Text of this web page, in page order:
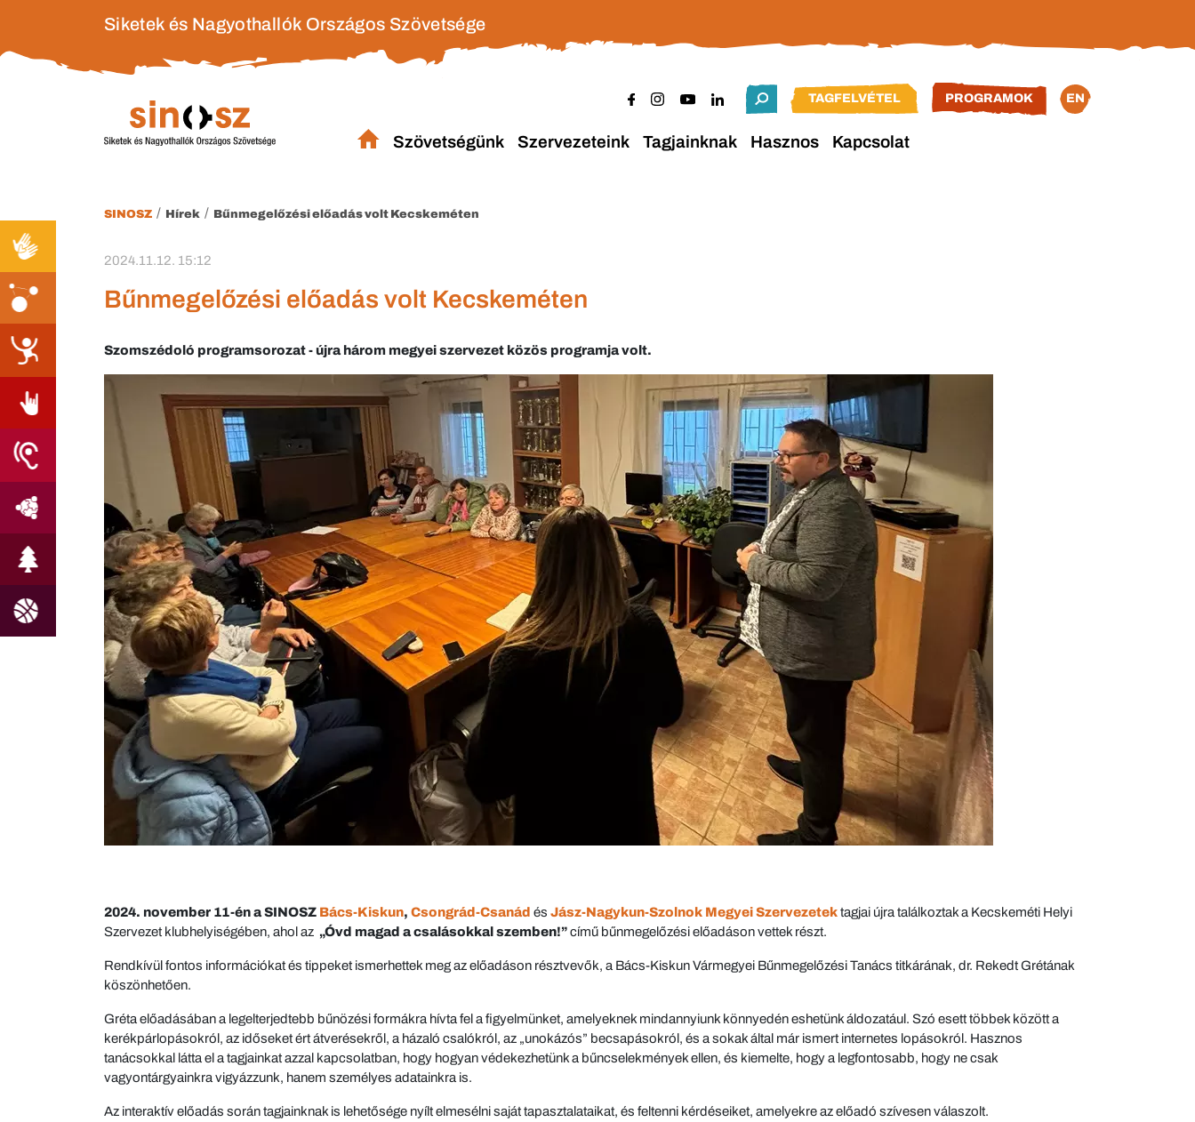
Siketek és Nagyothallók Országos Szövetsége
TAGFELVÉTEL PROGRAMOK EN
Szövetségünk Szervezeteink Tagjainknak Hasznos Kapcsolat
SINOSZ / Hírek / Bűnmegelőzési előadás volt Kecskeméten
2024.11.12. 15:12
Bűnmegelőzési előadás volt Kecskeméten
Szomszédoló programsorozat - újra három megyei szervezet közös programja volt.
2024. november 11-én a SINOSZ Bács-Kiskun, Csongrád-Csanád és Jász-Nagykun-Szolnok Megyei Szervezetektagjai újra találkoztak a Kecskeméti Helyi
Szervezet klubhelyiségében, ahol az „Óvd magad a csalásokkal szemben!”című bűnmegelőzési előadáson vettek részt.
Rendkívül fontos információkat és tippeket ismerhettek meg az előadáson résztvevők, a Bács-Kiskun Vármegyei Bűnmegelőzési Tanács titkárának, dr. Rekedt Grétának
köszönhetően.
Gréta előadásában a legelterjedtebb bűnözési formákra hívta fel a figyelmünket, amelyeknek mindannyiunk könnyedén eshetünk áldozatául. Szó esett többek között a
kerékpárlopásokról, az időseket ért átverésekről, a házaló csalókról, az „unokázós” becsapásokról, és a sokak által már ismert internetes lopásokról. Hasznos
tanácsokkal látta el a tagjainkat azzal kapcsolatban, hogy hogyan védekezhetünk a bűncselekmények ellen, és kiemelte, hogy a legfontosabb, hogy ne csak
vagyontárgyainkra vigyázzunk, hanem személyes adatainkra is.
Az interaktív előadás során tagjainknak is lehetősége nyílt elmesélni saját tapasztalataikat, és feltenni kérdéseiket, amelyekre az előadó szívesen válaszolt.